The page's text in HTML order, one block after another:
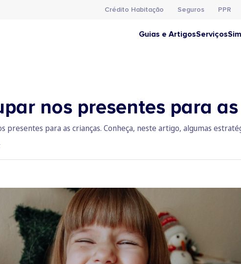
Crédito Habitação Seguros PPR
Guias e ArtigosServiços
nos presentes para
presentes para as crianças. Conheça, neste artigo, algumas